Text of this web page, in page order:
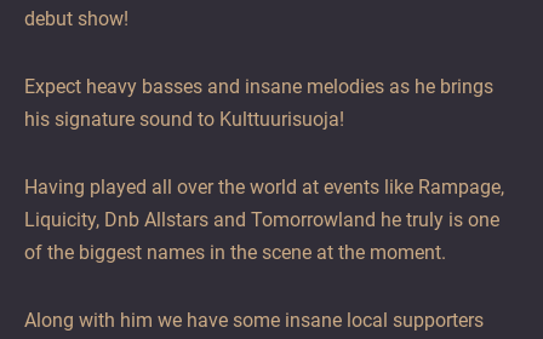
debut show!
Expect heavy basses and insane melodies as he brings
his signature sound to Kulttuurisuoja!
Having played all over the world at events like Rampage,
Liquicity, Dnb Allstars and Tomorrowland he truly is one
of the biggest names in the scene at the moment.
Along with him we have some insane local supporters